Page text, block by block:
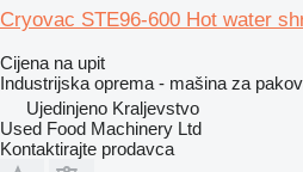
Cryovac STE96-600 Hot water
Cijena na upit
Industrijska oprema - mašina za
Ujedinjeno Kraljevstvo
Used Food Machinery Ltd
Kontaktirajte prodavca